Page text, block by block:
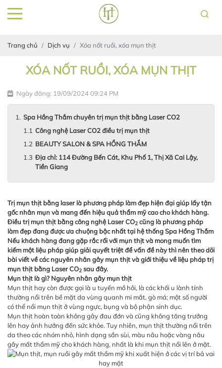
Trang chủ Dịch vụ Xóa nốt ruồi, xóa mụn thịt
XÓA NỐT RUỒI, XÓA MỤN THỊT
Ngày đăng: 19/09/2024 09:24 PM
Spa Hồng Thắm chuyên trị mụn thịt bằng Laser CO2
Công nghệ Laser CO2 điều trị mụn thịt
BEAUTY SALON & SPA HỒNG THẮM
Địa chỉ: 114 Đường Bến Cát, Khu Phố 1, Thị Xã Cai Lậy,
Tiền Giang
Trị mụn thịt bằng laser là phương pháp làm đẹp hiện đại giúp lấy tận
gốc nhân mụn và mang đến hiệu quả thẩm mỹ cao cho khách hàng.
Điều trị mụn thịt bằng công nghệ Laser CO2 cũng là phương pháp
làm đẹp đang được ưa chuộng bậc nhất tại hệ thống Spa Hồng Thắm
Nếu khách hàng đang gặp rắc rối với mụn thịt và mong muốn tìm
kiếm một liệu pháp giúp giải quyết triệt để vấn đề này thì nên theo dõi
bài viết về các nguyên nhân gây mụn thịt và giới thiệu về liệu pháp trị
mụn thịt bằng Laser CO2 sau đây.
Mụn thịt là gì? Nguyên nhân gây mụn thịt
Mụn thịt hay còn được gọi là u tuyến mồ hôi, là các khối u lành tính
thường nổi trên bề mặt da vùng quanh mi mắt, gò má; một số người
có thể nổi mụn thịt ở vùng ngực, bụng và bộ phận sinh dục.
Mụn thịt hoàn toàn không gây đau đớn và cũng không tăng trưởng
lên hay ảnh hưởng đến sức khỏe. Tuy nhiên, mụn thịt thường nổi trên
da theo các nhóm nhỏ, hình dạng sần sùi, màu nâu hoặc vàng nâu
gây mất thẩm mỹ cho khách hàng, nhất là khi mụn thịt nổi lên ở mặt.